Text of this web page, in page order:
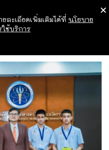
ละเอียดเพิ่มเติมได้ที่ นโยบาย
ช้บริการ